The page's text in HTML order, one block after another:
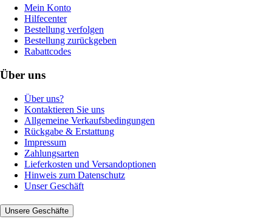
Mein Konto
Hilfecenter
Bestellung verfolgen
Bestellung zurückgeben
Rabattcodes
Über uns
Über uns?
Kontaktieren Sie uns
Allgemeine Verkaufsbedingungen
Rückgabe & Erstattung
Impressum
Zahlungsarten
Lieferkosten und Versandoptionen
Hinweis zum Datenschutz
Unser Geschäft
Unsere Geschäfte